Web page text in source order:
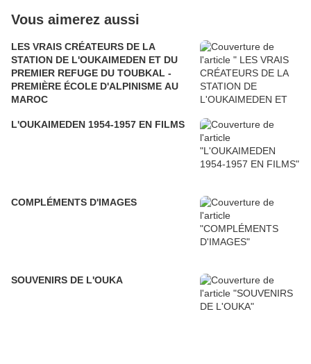
Vous aimerez aussi
LES VRAIS CRÉATEURS DE LA
STATION DE L'OUKAIMEDEN ET DU
PREMIER REFUGE DU TOUBKAL -
PREMIÈRE ÉCOLE D'ALPINISME AU
MAROC
L'OUKAIMEDEN 1954-1957 EN FILMS
COMPLÉMENTS D'IMAGES
SOUVENIRS DE L'OUKA